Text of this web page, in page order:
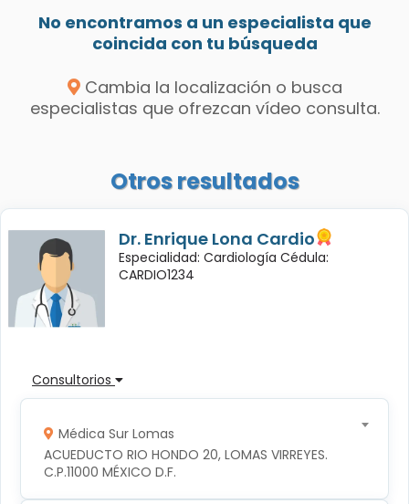
No encontramos a un especialista que
coincida con tu búsqueda
Cambia la localización o busca
especialistas que ofrezcan vídeo consulta.
Otros resultados
Dr. Enrique Lona Cardio
Especialidad: Cardiología Cédula:
CARDIO1234
Consultorios
Médica Sur Lomas
ACUEDUCTO RIO HONDO 20, LOMAS VIRREYES.
C.P.11000 MÉXICO D.F.